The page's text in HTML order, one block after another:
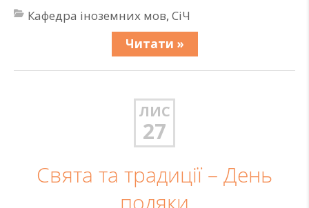
Кафедра іноземних мов, СіЧ
Читати »
ЛИС
27
Свята та традиції – День
подяки